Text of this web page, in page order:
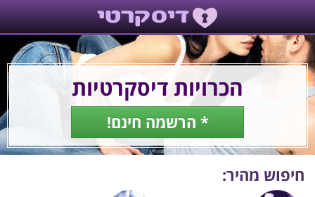
הכרויות דיסקרטיות
* הרשמה חינם!
חיפוש מהיר: